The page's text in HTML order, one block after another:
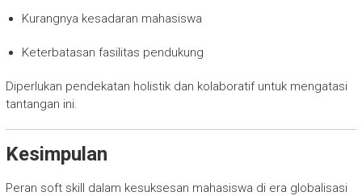
Kurangnya kesadaran mahasiswa
Keterbatasan fasilitas pendukung
Diperlukan pendekatan holistik dan kolaboratif untuk mengatasi
tantangan ini.
Kesimpulan
Peran soft skill dalam kesuksesan mahasiswa di era globalisasi